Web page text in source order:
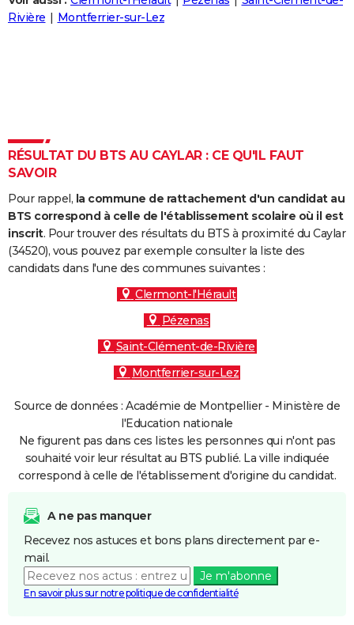
Destinations
City break
Voyage nature
Voyage de noces
Forum
Climat
+
PHOTO
Carte de Noël
Carte Bonne année
Carte Saint-Valentin
Carte Pâques
Carte d'anniversaire
DICTIONNAIRE
Dictionnaire
Biographies
Citations
Expressions
Proverbes
PROGRAMME TV
COPAINS D'AVANT
S'inscrire
Se connecter
Lycées
Collèges
Primaires
Universités
Entreprises
Service militaire
Avis de recherche
AVIS DE DÉCÈS
FORUM
Rivière
Montferrier-sur-Lez
RÉSULTAT DU BTS AU CAYLAR : CE QU'IL FAUT
SAVOIR
Pour rappel, la commune de rattachement d'un candidat au
BTS correspond à celle de l'établissement scolaire où il est
inscrit. Pour trouver des résultats du BTS à proximité du Caylar
(34520), vous pouvez par exemple consulter la liste des
candidats dans l'une des communes suivantes :
Clermont-l'Hérault
Pézenas
Saint-Clément-de-Rivière
Montferrier-sur-Lez
Source de données : Académie de Montpellier - Ministère de
l'Education nationale
Ne figurent pas dans ces listes les personnes qui n'ont pas
souhaité voir leur résultat au BTS publié. La ville indiquée
correspond à celle de l'établissement d'origine du candidat.
A ne pas manquer
Recevez nos astuces et bons plans directement par e-
mail.
Je m'abonne
En savoir plus sur notre politique de confidentialité